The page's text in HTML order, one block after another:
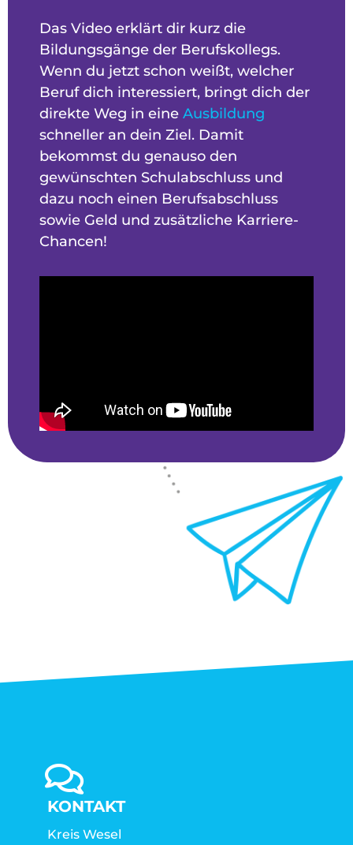
Das Video erklärt dir kurz die
Bildungsgänge der Berufskollegs.
Wenn du jetzt schon weißt, welcher
Beruf dich interessiert, bringt dich der
direkte Weg in eine Ausbildung
schneller an dein Ziel. Damit
bekommst du genauso den
gewünschten Schulabschluss und
dazu noch einen Berufsabschluss
sowie Geld und zusätzliche Karriere-
Chancen!
KONTAKT
Kreis Wesel